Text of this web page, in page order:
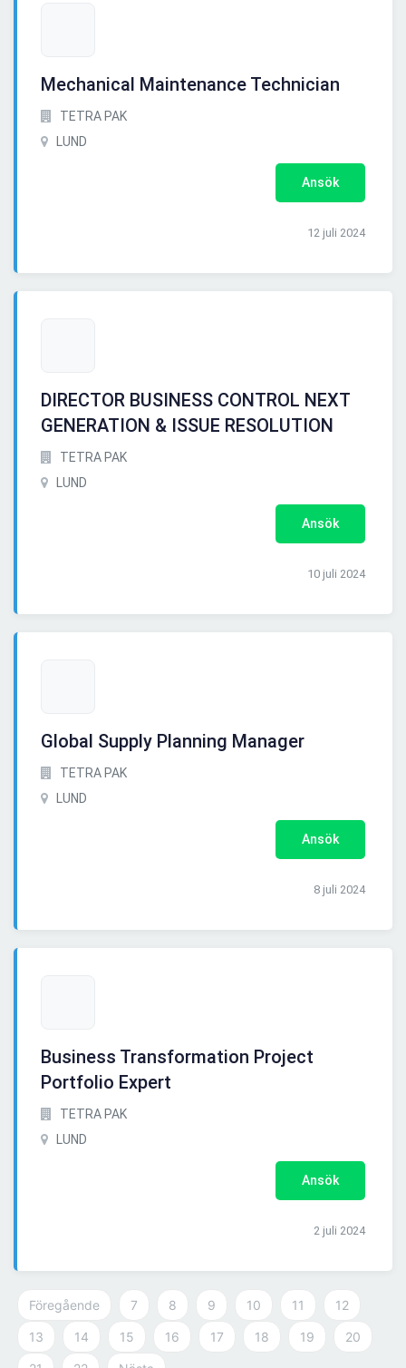
Mechanical Maintenance Technician
TETRA PAK
LUND
Ansök
12 juli 2024
DIRECTOR BUSINESS CONTROL NEXT
GENERATION & ISSUE RESOLUTION
TETRA PAK
LUND
Ansök
10 juli 2024
Global Supply Planning Manager
TETRA PAK
LUND
Ansök
8 juli 2024
Business Transformation Project
Portfolio Expert
TETRA PAK
LUND
Ansök
2 juli 2024
Föregående 7 8 9 10 11 12
13 14 15 16 17 18 19 20